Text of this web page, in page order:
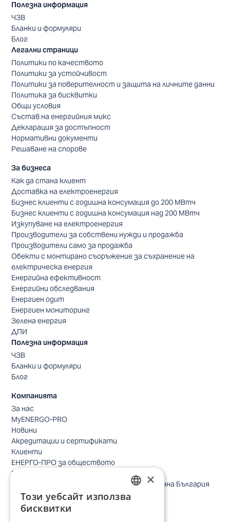
Полезна информация
ЧЗВ
Бланки и формуляри
Блог
Легални страници
Политики по качеството
Политики за устойчивост
Политики за поверителност и защита на личните данни
Политика за бисквитки
Общи условия
Състав на енергийния микс
Декларация за достъпност
Нормативни документи
Решаване на спорове
За бизнеса
Как да стана клиент
Доставка на електроенергия
Бизнес клиенти с годишна консумация до 200 МВтч
Бизнес клиенти с годишна консумация над 200 МВтч
Изкупуване на електроенергия
Производители за собствени нужди и продажба
Производители само за продажба
Обекти с монтирано съоръжение за съхранение на
електрическа енергия
Енергийна ефективност
Енергийни обследвания
Енергиен одит
Енергиен мониторинг
Зелена енергия
ДПИ
Полезна информация
ЧЗВ
Бланки и формуляри
Блог
Компанията
За нас
MyENERGO-PRO
Новини
Акредитации и сертификати
Клиенти
ЕНЕРГО-ПРО за обществото
Реализирани проекти
Безопасно небе за птиците в Североизточна България
Безопасност
Контакти бизнес клиенти
BULGARIAN
×
Този уебсайт използва
бисквитки